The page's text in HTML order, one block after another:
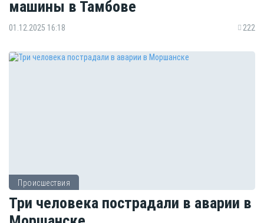
машины в Тамбове
01.12.2025 16:18 222
Происшествия
Три человека пострадали в аварии в